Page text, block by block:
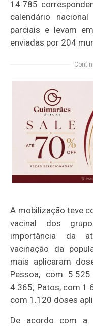
14.785
calendário
parciais e levam
enviadas por 204
A mobilização teve
vacinal dos
importância da
vacinação da
mais aplicaram
Pessoa, com
4.365; Patos, com
com 1.120 doses
De acordo com a